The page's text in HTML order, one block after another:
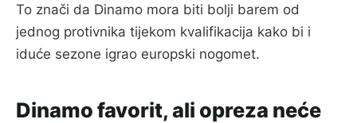
To znači da Dinamo mora biti bolji barem od
jednog protivnika tijekom kvalifikacija kako bi i
iduće sezone igrao europski nogomet.
Dinamo favorit, ali opreza neće